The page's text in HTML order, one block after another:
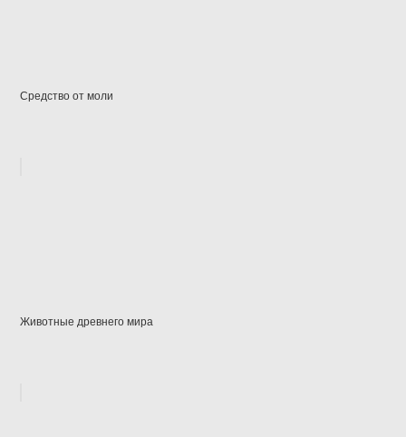
Средство от моли
Животные древнего мира